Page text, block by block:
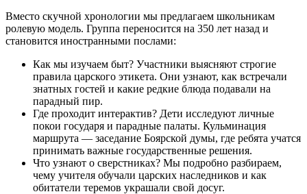
Вместо скучной хронологии мы предлагаем школьникам
ролевую модель. Группа переносится на 350 лет назад и
становится иностранными послами:
Как мы изучаем быт? Участники выясняют строгие
правила царского этикета. Они узнают, как встречали
знатных гостей и какие редкие блюда подавали на
парадный пир.
Где проходит интерактив? Дети исследуют личные
покои государя и парадные палаты. Кульминация
маршрута — заседание Боярской думы, где ребята учатся
принимать важные государственные решения.
Что узнают о сверстниках? Мы подробно разбираем,
чему учителя обучали царских наследников и как
обитатели теремов украшали свой досуг.